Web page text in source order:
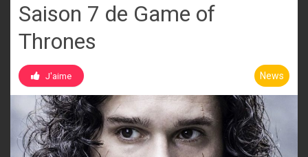
Saison 7 de Game of
Thrones
J'aime News